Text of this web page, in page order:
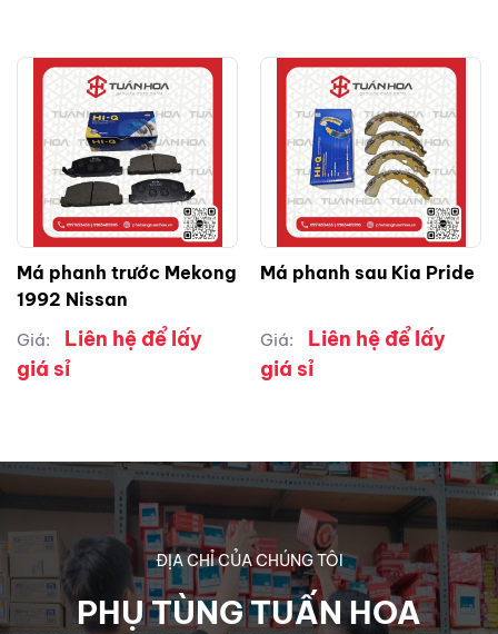
Má phanh trước Mekong
1992 Nissan
Giá:
Liên hệ để lấy
giá sỉ
Má phanh sau Kia Pride
Giá:
Liên hệ để lấy
giá sỉ
ĐỊA CHỈ CỦA CHÚNG TÔI
PHỤ TÙNG TUẤN HOA